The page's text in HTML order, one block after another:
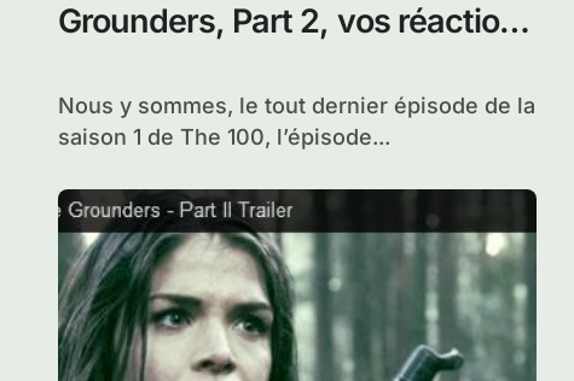
Grounders, Part 2, vos réactions
Nous y sommes, le tout dernier épisode de la
saison 1 de The 100, l’épisode...